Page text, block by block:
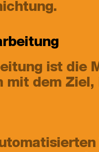
ist die
mit dem